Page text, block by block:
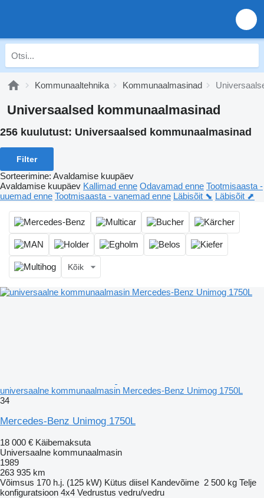
Kommunaaltehnika Kommunaalmasinad
Universaalsed kommunaalmasinad
256 kuulutust: Universaalsed kommunaalmasinad
Filter
Sorteerimine: Avaldamise kuupäev
Avaldamise kuupäev Kallimad enne Odavamad enne Tootmisaasta -
uuemad enne Tootmisaasta - vanemad enne Läbisõit ⬊ Läbisõit ⬈
Kõik
universaalne kommunaalmasin Mercedes-Benz Unimog 1750L
34
Mercedes-Benz Unimog 1750L
18 000 € Käibemaksuta
Universaalne kommunaalmasin
1989
263 935 km
Võimsus 170 h.j. (125 kW) Kütus diisel Kandevõime 2 500 kg Telje
konfiguratsioon 4x4 Vedrustus vedru/vedru